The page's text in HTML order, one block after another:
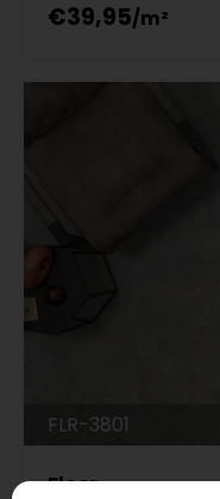
€39,95
FLR-3801
Floer